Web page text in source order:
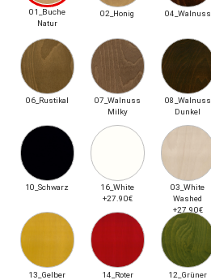
01_Buche
Natur
02_Honig 04_Walnuss
06_Rustikal
07_Walnuss
Milky
08_Walnuss
Dunkel
10_Schwarz
16_White
+27.90€
03_White
Washed
+27.90€
13_Gelber
14_Roter
12_Grüner